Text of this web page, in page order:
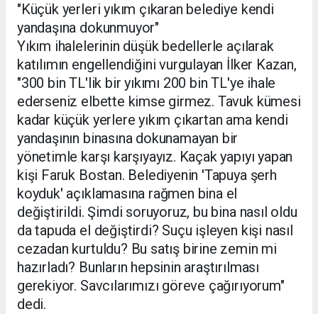
"Küçük yerleri yıkım çıkaran belediye kendi
yandaşına dokunmuyor"
Yıkım ihalelerinin düşük bedellerle açılarak
katılımın engellendiğini vurgulayan İlker Kazan,
"300 bin TL'lik bir yıkımı 200 bin TL'ye ihale
ederseniz elbette kimse girmez. Tavuk kümesi
kadar küçük yerlere yıkım çıkartan ama kendi
yandaşının binasına dokunamayan bir
yönetimle karşı karşıyayız. Kaçak yapıyı yapan
kişi Faruk Bostan. Belediyenin 'Tapuya şerh
koyduk' açıklamasına rağmen bina el
değiştirildi. Şimdi soruyoruz, bu bina nasıl oldu
da tapuda el değiştirdi? Suçu işleyen kişi nasıl
cezadan kurtuldu? Bu satış birine zemin mi
hazırladı? Bunların hepsinin araştırılması
gerekiyor. Savcılarımızı göreve çağırıyorum"
dedi.